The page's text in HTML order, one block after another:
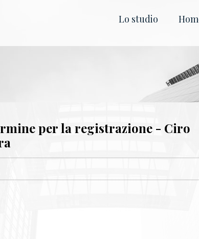
Lo studio
per la registrazione - Ciro